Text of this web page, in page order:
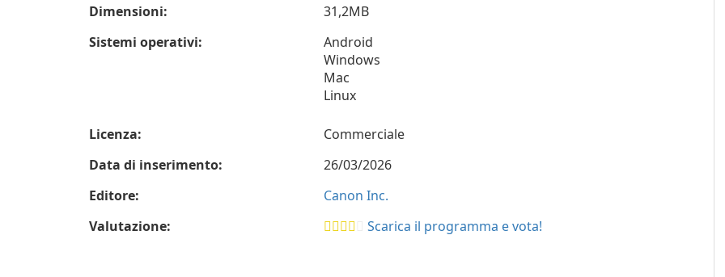
Dimensioni:
31,2MB
Sistemi operativi:
Android
Windows
Mac
Linux
Licenza:
Commerciale
Data di inserimento:
26/03/2026
Editore:
Canon Inc.
Valutazione:
Scarica il programma e vota!